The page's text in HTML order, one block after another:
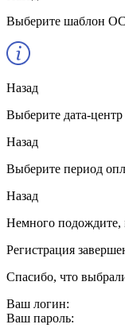
Выберите шаблон ОС
Назад
Выберите дата-центр
Назад
Выберите период
Назад
Немного подождите,
Регистрация
Спасибо, что
Ваш логин:
Ваш пароль: